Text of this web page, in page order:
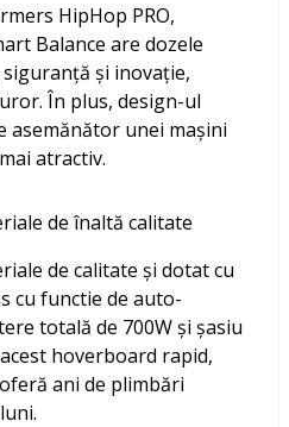
HipHop PRO,
Balance are dozele
și inovație,
În plus, design-ul
asemănător unei mașini
atractiv.
de înaltă calitate
de calitate și dotat cu
cu functie de auto-
totală de 700W și șasiu
hoverboard rapid,
ani de plimbări